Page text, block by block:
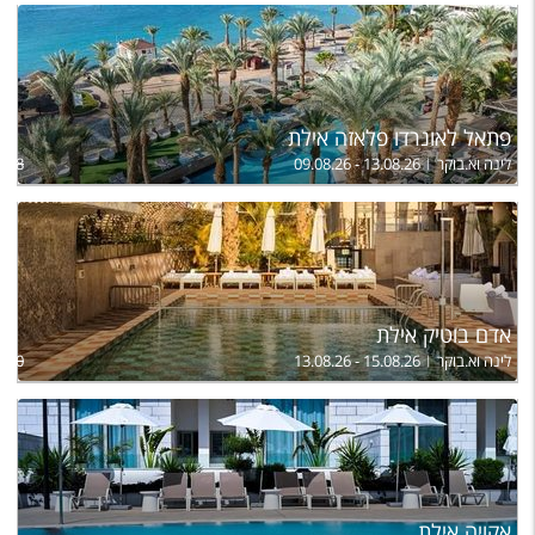
פתאל לאונרדו פלאזה אילת
לינה וא.בוקר 09.08.26 - 13.08.26
אדם בוטיק אילת
לינה וא.בוקר 13.08.26 - 15.08.26